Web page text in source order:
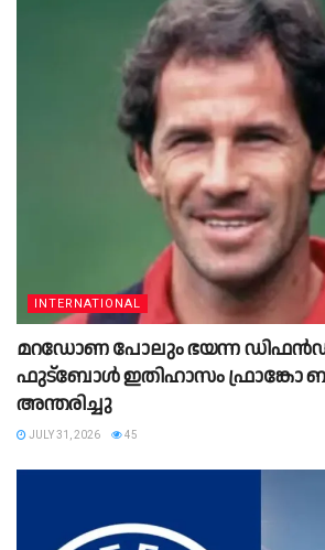
INTERNATIONAL
മറഡോണ പോലും ഭയന്ന
ഫുട്ബോൾ ഇതിഹാസം ഫ്രാങ്കോ
അന്തരിച്ചു
JULY 31, 2026 45